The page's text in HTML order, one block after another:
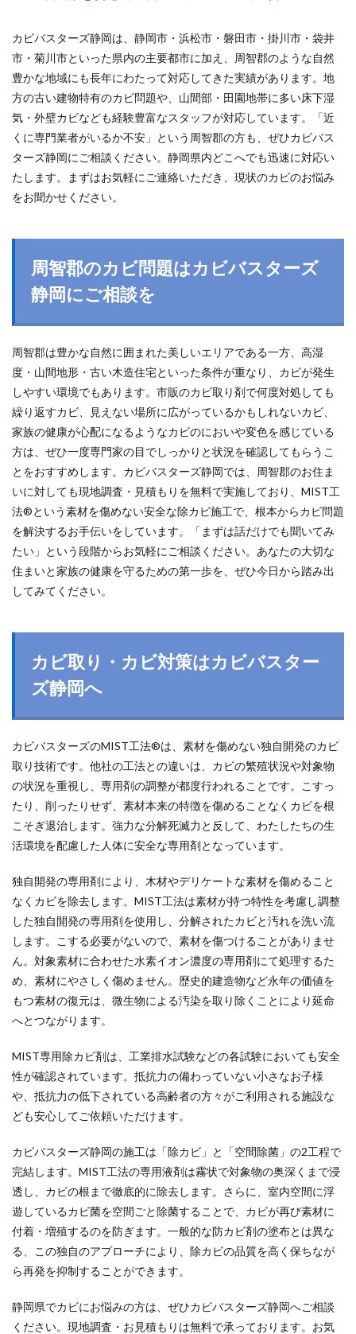
カビバスターズ静岡は、静岡市・浜松市・磐田市・掛川市・袋井
市・菊川市といった県内の主要都市に加え、周智郡のような自然
豊かな地域にも長年にわたって対応してきた実績があります。地
方の古い建物特有のカビ問題や、山間部・田園地帯に多い床下湿
気・外壁カビなども経験豊富なスタッフが対応しています。「近
くに専門業者がいるか不安」という周智郡の方も、ぜひカビバス
ターズ静岡にご相談ください。静岡県内どこへでも迅速に対応い
たします。まずはお気軽にご連絡いただき、現状のカビのお悩み
をお聞かせください。
周智郡のカビ問題はカビバスターズ
静岡にご相談を
周智郡は豊かな自然に囲まれた美しいエリアである一方、高湿
度・山間地形・古い木造住宅といった条件が重なり、カビが発生
しやすい環境でもあります。市販のカビ取り剤で何度対処しても
繰り返すカビ、見えない場所に広がっているかもしれないカビ、
家族の健康が心配になるようなカビのにおいや変色を感じている
方は、ぜひ一度専門家の目でしっかりと状況を確認してもらうこ
とをおすすめします。カビバスターズ静岡では、周智郡のお住ま
いに対しても現地調査・見積もりを無料で実施しており、MIST工
法®という素材を傷めない安全な除カビ施工で、根本からカビ問題
を解決するお手伝いをしています。「まずは話だけでも聞いてみ
たい」という段階からお気軽にご相談ください。あなたの大切な
住まいと家族の健康を守るための第一歩を、ぜひ今日から踏み出
してみてください。
カビ取り・カビ対策はカビバスター
ズ静岡へ
カビバスターズのMIST工法®は、素材を傷めない独自開発のカビ
取り技術です。他社の工法との違いは、カビの繁殖状況や対象物
の状況を重視し、専用剤の調整が都度行われることです。こすっ
たり、削ったりせず、素材本来の特徴を傷めることなくカビを根
こそぎ退治します。強力な分解死滅力と反して、わたしたちの生
活環境を配慮した人体に安全な専用剤となっています。
独自開発の専用剤により、木材やデリケートな素材を傷めること
なくカビを除去します。MIST工法は素材が持つ特性を考慮し調整
した独自開発の専用剤を使用し、分解されたカビと汚れを洗い流
します。こする必要がないので、素材を傷つけることがありませ
ん。対象素材に合わせた水素イオン濃度の専用剤にて処理するた
め、素材にやさしく傷めません。歴史的建造物など永年の価値を
もつ素材の復元は、微生物による汚染を取り除くことにより延命
へとつながります。
MIST専用除カビ剤は、工業排水試験などの各試験においても安全
性が確認されています。抵抗力の備わっていない小さなお子様
や、抵抗力の低下されている高齢者の方々がご利用される施設な
ども安心してご依頼いただけます。
カビバスターズ静岡の施工は「除カビ」と「空間除菌」の2工程で
完結します。MIST工法の専用液剤は霧状で対象物の奥深くまで浸
透し、カビの根まで徹底的に除去します。さらに、室内空間に浮
遊しているカビ菌を空間ごと除菌することで、カビが再び素材に
付着・増殖するのを防ぎます。一般的な防カビ剤の塗布とは異な
る、この独自のアプローチにより、除カビの品質を高く保ちなが
ら再発を抑制することができます。
静岡県でカビにお悩みの方は、ぜひカビバスターズ静岡へご相談
ください。現地調査・お見積もりは無料で承っております。お気